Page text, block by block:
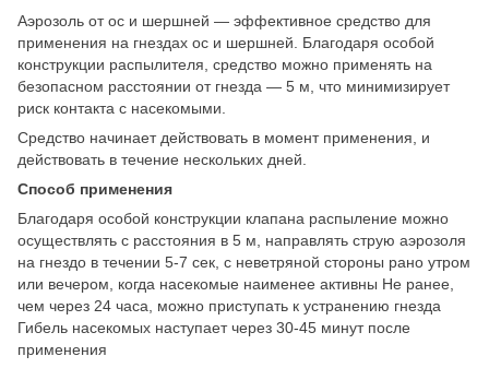
Аэрозоль от ос и шершней — эффективное средство для
применения на гнездах ос и шершней. Благодаря особой
конструкции распылителя, средство можно применять на
безопасном расстоянии от гнезда — 5 м, что минимизирует
риск контакта с насекомыми.
Средство начинает действовать в момент применения, и
действовать в течение нескольких дней.
Способ применения
Благодаря особой конструкции клапана распыление можно
осуществлять с расстояния в 5 м, направлять струю аэрозоля
на гнездо в течении 5-7 сек, с неветряной стороны рано утром
или вечером, когда насекомые наименее активны Не ранее,
чем через 24 часа, можно приступать к устранению гнезда
Гибель насекомых наступает через 30-45 минут после
применения